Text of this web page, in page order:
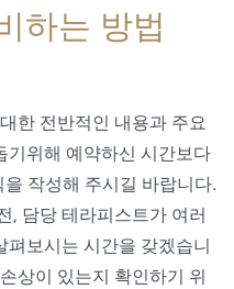
하는 방법
한 전반적인 내용과 주요
기위해 예약하신 시간보다
작성해 주시길 바랍니다.
, 담당 테라피스트가 여러
보시는 시간을 갖겠습니
상이 있는지 확인하기 위